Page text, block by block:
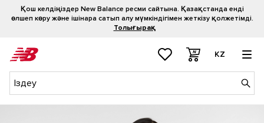
Қош келдіңіздер New Balance ресми сайтына. Қазақстанда енді
өлшеп көру және ішінара сатып алу мүмкіндігімен жеткізу қолжетімді.
Толығырақ
KZ